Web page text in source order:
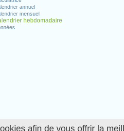
afin de vous offrir la
annuel
mensuel
hebdomadaire